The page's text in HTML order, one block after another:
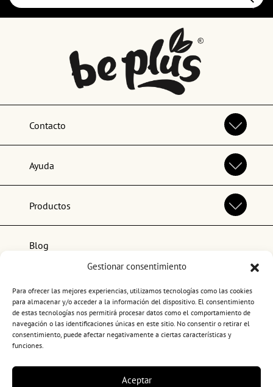
Gestionar consentimiento
Para ofrecer las mejores experiencias, utilizamos tecnologías como las cookies
para almacenar y/o acceder a la información del dispositivo. El consentimiento
de estas tecnologías nos permitirá procesar datos como el comportamiento de
navegación o las identificaciones únicas en este sitio. No consentir o retirar el
consentimiento, puede afectar negativamente a ciertas características y
funciones.
Aceptar
Contacto
Ayuda
Productos
Blog
Lo más popular